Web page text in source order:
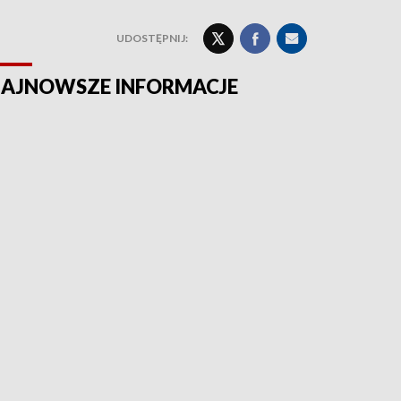
UDOSTĘPNIJ:
INFORMACJE